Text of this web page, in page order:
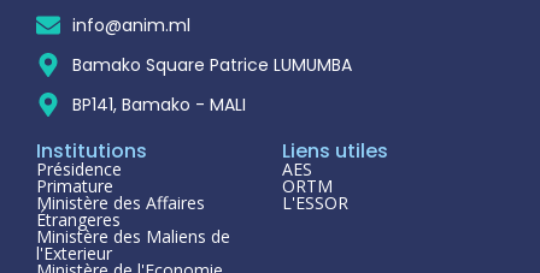
info@anim.ml
Bamako Square Patrice LUMUMBA
BP141, Bamako - MALI
Institutions
Présidence
Primature
Ministère des Affaires
Étrangeres
Ministère des Maliens de
l'Exterieur
Liens utiles
AES
ORTM
L'ESSOR